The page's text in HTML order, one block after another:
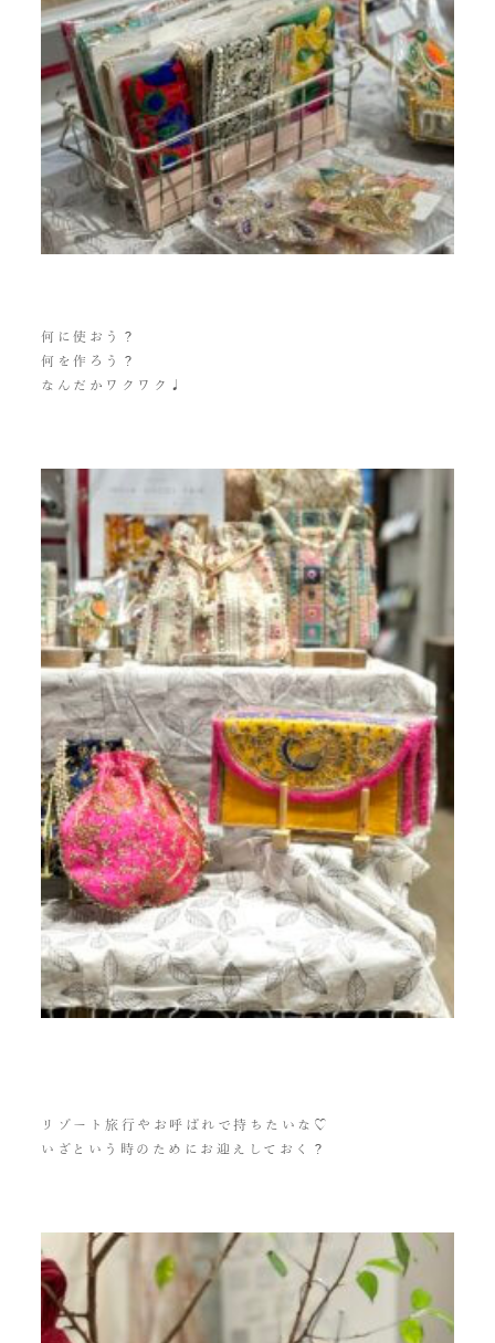
何に使おう？
何を作ろう？
なんだかワクワク♩
リゾート旅行やお呼ばれで持ちたいな♡
いざという時のためにお迎えしておく？